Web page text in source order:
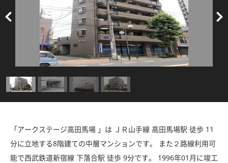
「アークステージ高田馬場 」は ＪＲ山手線 高田馬場駅 徒歩 11
分に立地する8階建ての中層マンションです。 また２路線利用可
能で西武鉄道新宿線 下落合駅 徒歩 9分です。 1996年01月に竣工